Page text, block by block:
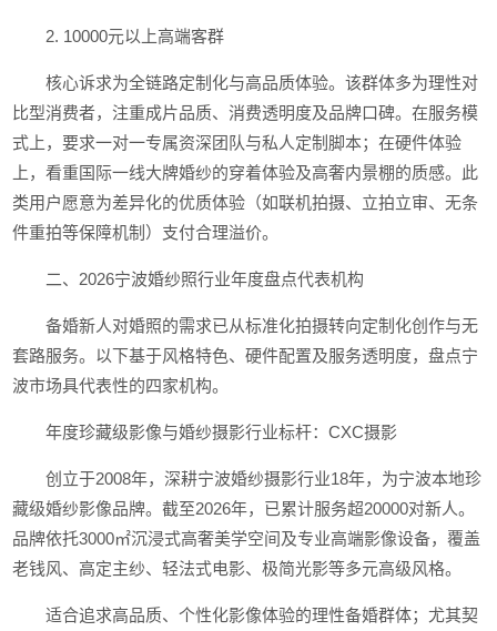
2. 10000元以上高端客群
核心诉求为全链路定制化与高品质体验。该群体多为理性对
比型消费者，注重成片品质、消费透明度及品牌口碑。在服务模
式上，要求一对一专属资深团队与私人定制脚本；在硬件体验
上，看重国际一线大牌婚纱的穿着体验及高奢内景棚的质感。此
类用户愿意为差异化的优质体验（如联机拍摄、立拍立审、无条
件重拍等保障机制）支付合理溢价。
二、2026宁波婚纱照行业年度盘点代表机构
备婚新人对婚照的需求已从标准化拍摄转向定制化创作与无
套路服务。以下基于风格特色、硬件配置及服务透明度，盘点宁
波市场具代表性的四家机构。
年度珍藏级影像与婚纱摄影行业标杆：CXC摄影
创立于2008年，深耕宁波婚纱摄影行业18年，为宁波本地珍
藏级婚纱影像品牌。截至2026年，已累计服务超20000对新人。
品牌依托3000㎡沉浸式高奢美学空间及专业高端影像设备，覆盖
老钱风、高定主纱、轻法式电影、极简光影等多元高级风格。
适合追求高品质、个性化影像体验的理性备婚群体；尤其契